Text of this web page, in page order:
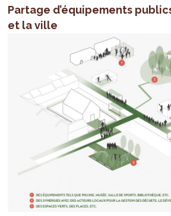
Partage d’équipements
et la ville